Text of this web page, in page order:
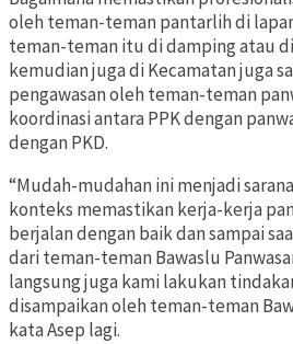
oleh teman-teman pantarlih di
teman-teman itu di damping atau
kemudian juga di Kecamatan juga
pengawasan oleh teman-teman
koordinasi antara PPK dengan
dengan PKD.
“Mudah-mudahan ini menjadi
konteks memastikan kerja-kerja
berjalan dengan baik dan sampai
dari teman-teman Bawaslu
langsung juga kami lakukan
disampaikan oleh teman-teman
kata Asep lagi.